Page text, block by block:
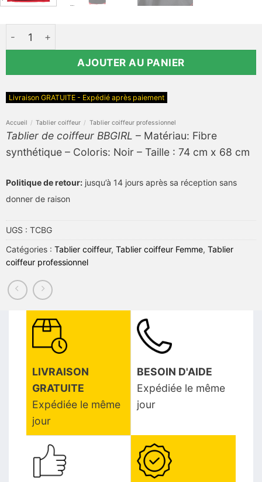
Accueil / Tablier coiffeur / Tablier coiffeur professionnel
Tablier de coiffeur BBGIRL – Matériau: Fibre
synthétique – Coloris: Noir – Taille : 74 cm x 68 cm
quantité de Tablier de coiffeur BBGIRL
AJOUTER AU PANIER
Livraison GRATUITE - Expédié après paiement
Politique de retour: jusqu’à 14 jours après sa réception sans
donner de raison
UGS : TCBG
Catégories : Tablier coiffeur, Tablier coiffeur Femme, Tablier
coiffeur professionnel
LIVRAISON
GRATUITE
Expédiée le même
jour
BESOIN D'AIDE
Expédiée le même
jour